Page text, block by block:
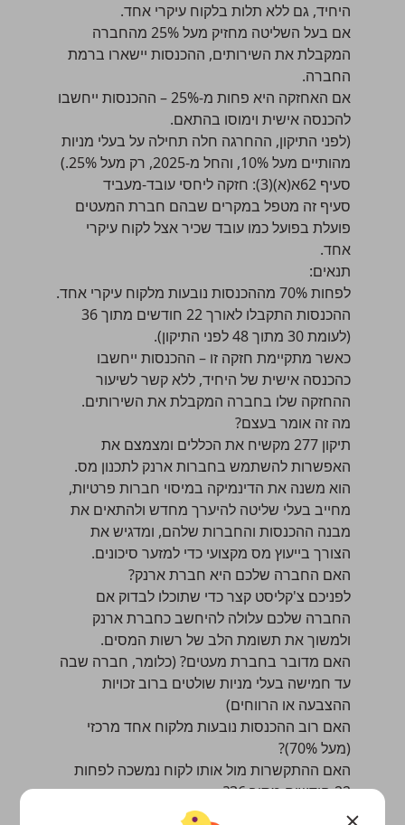
היחיד, גם ללא תלות בלקוח עיקרי אחד.
אם בעל השליטה מחזיק מעל 25% מהחברה
המקבלת את השירותים, ההכנסות יישארו ברמת
החברה.
אם האחזקה היא פחות מ-25% – ההכנסות ייחשבו
להכנסה אישית וימוסו בהתאם.
(לפני התיקון, ההחרגה חלה תחילה על בעלי מניות
מהותיים מעל 10%, והחל מ-2025, רק מעל 25%.)
סעיף 62א(א)(3): חזקה ליחסי עובד-מעביד
סעיף זה מטפל במקרים שבהם חברת המעטים
פועלת בפועל כמו עובד שכיר אצל לקוח עיקרי
אחד.
תנאים:
לפחות 70% מההכנסות נובעות מלקוח עיקרי אחד.
ההכנסות התקבלו לאורך 22 חודשים מתוך 36
(לעומת 30 מתוך 48 לפני התיקון).
כאשר מתקיימת חזקה זו – ההכנסות ייחשבו
כהכנסה אישית של היחיד, ללא קשר לשיעור
ההחזקה שלו בחברה המקבלת את השירותים.
מה זה אומר בעצם?
תיקון 277 מקשיח את הכללים ומצמצם את
האפשרות להשתמש בחברות ארנק לתכנון מס.
הוא משנה את הדינמיקה במיסוי חברות פרטיות,
מחייב בעלי שליטה להיערך מחדש ולהתאים את
מבנה ההכנסות והחברות שלהם, ומדגיש את
הצורך בייעוץ מס מקצועי כדי למזער סיכונים.
האם החברה שלכם היא חברת ארנק?
לפניכם צ'קליסט קצר כדי שתוכלו לבדוק אם
החברה שלכם עלולה להיחשב כחברת ארנק
ולמשוך את תשומת הלב של רשות המסים.
האם מדובר בחברת מעטים? (כלומר, חברה שבה
עד חמישה בעלי מניות שולטים ברוב זכויות
ההצבעה או הרווחים)
האם רוב ההכנסות נובעות מלקוח אחד מרכזי
(מעל 70%)?
האם ההתקשרות מול אותו לקוח נמשכה לפחות
22 חודשים מתוך 36?
האם אתם מספקים שירותים שמבוססים בעיקר